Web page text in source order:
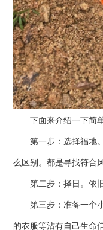
下面来介绍一下简单
第一步：选择福地。
么区别。都是寻找符合
第二步：择日。依旧
第三步：准备一个小
的衣服等沾有自己生命